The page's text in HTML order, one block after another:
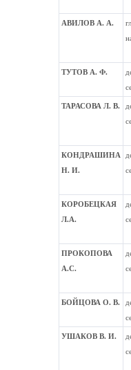
АВИЛОВ А. А.
ТУТОВ А. Ф.
ТАРАСОВА Л. В.
КОНДРАШИНА
Н. И.
КОРОБЕЦКАЯ
Л.А.
ПРОКОПОВА
А.С.
БОЙЦОВА О. В.
УШАКОВ В. И.